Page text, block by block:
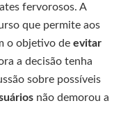
fervorosos. A
que permite aos
o objetivo de evitar
a decisão tenha
sobre possíveis
não demorou a